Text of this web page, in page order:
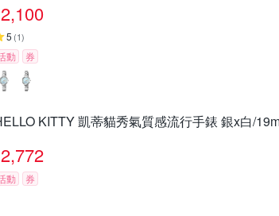
2,100
5 (1)
動 券
KITTY 凱蒂貓秀氣質感流行手錶 銀x白/
2,772
動 券